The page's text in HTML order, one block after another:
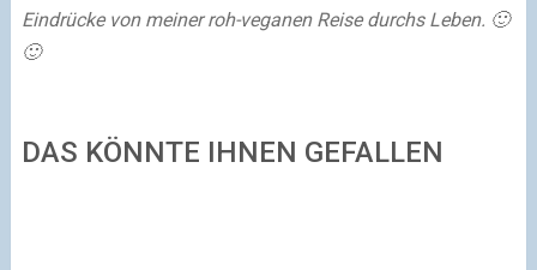
Eindrücke von meiner roh-veganen Reise durchs Leben. 🙂
🙂
DAS KÖNNTE IHNEN GEFALLEN